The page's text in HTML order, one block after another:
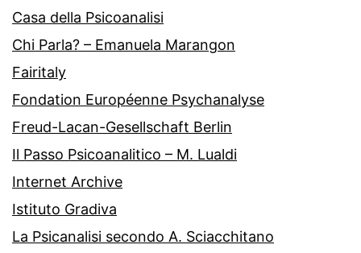
Casa della Psicoanalisi
Chi Parla? – Emanuela Marangon
Fairitaly
Fondation Européenne Psychanalyse
Freud-Lacan-Gesellschaft Berlin
Il Passo Psicoanalitico – M. Lualdi
Internet Archive
Istituto Gradiva
La Psicanalisi secondo A. Sciacchitano